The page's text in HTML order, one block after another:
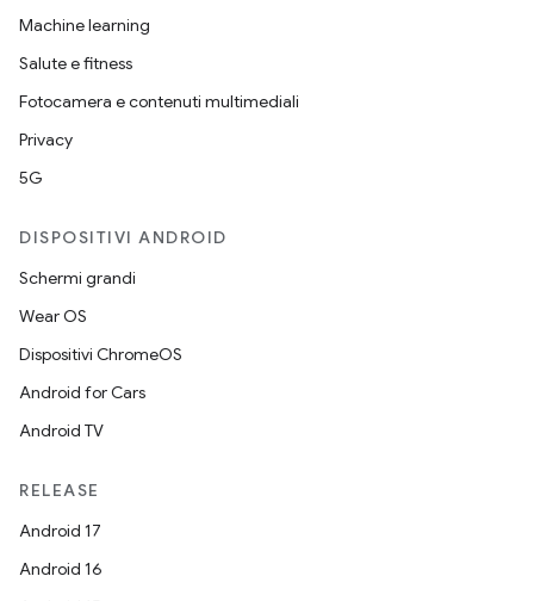
Machine learning
Salute e fitness
Fotocamera e contenuti multimediali
Privacy
5G
DISPOSITIVI ANDROID
Schermi grandi
Wear OS
Dispositivi ChromeOS
Android for Cars
Android TV
RELEASE
Android 17
Android 16